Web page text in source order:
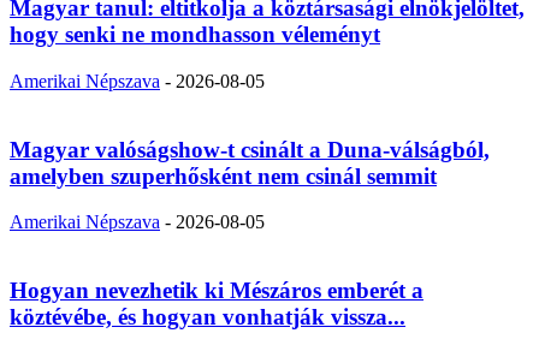
Magyar tanul: eltitkolja a köztársasági elnökjelöltet,
hogy senki ne mondhasson véleményt
Amerikai Népszava - 2026-08-05
Magyar valóságshow-t csinált a Duna-válságból,
amelyben szuperhősként nem csinál semmit
Amerikai Népszava - 2026-08-05
Hogyan nevezhetik ki Mészáros emberét a
köztévébe, és hogyan vonhatják vissza...